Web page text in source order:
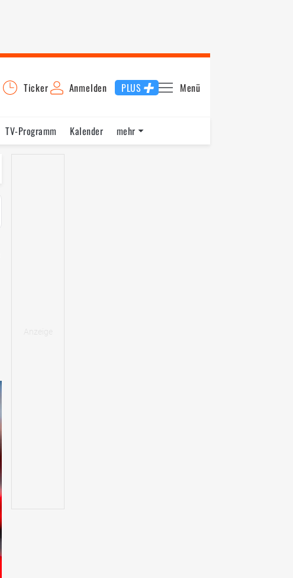
Ticker Anmelden PLUS Menü
TV-Programm
Kalender
mehr